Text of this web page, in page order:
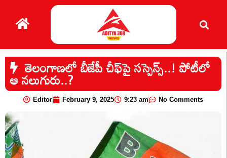
తెలంగాణలో బీజేపీ చీఫ్‌‌పై సస్పెన్స్..! పోటీలో
ఆ నలుగురు..?
Editor February 9, 2025 9:23 am No Comments